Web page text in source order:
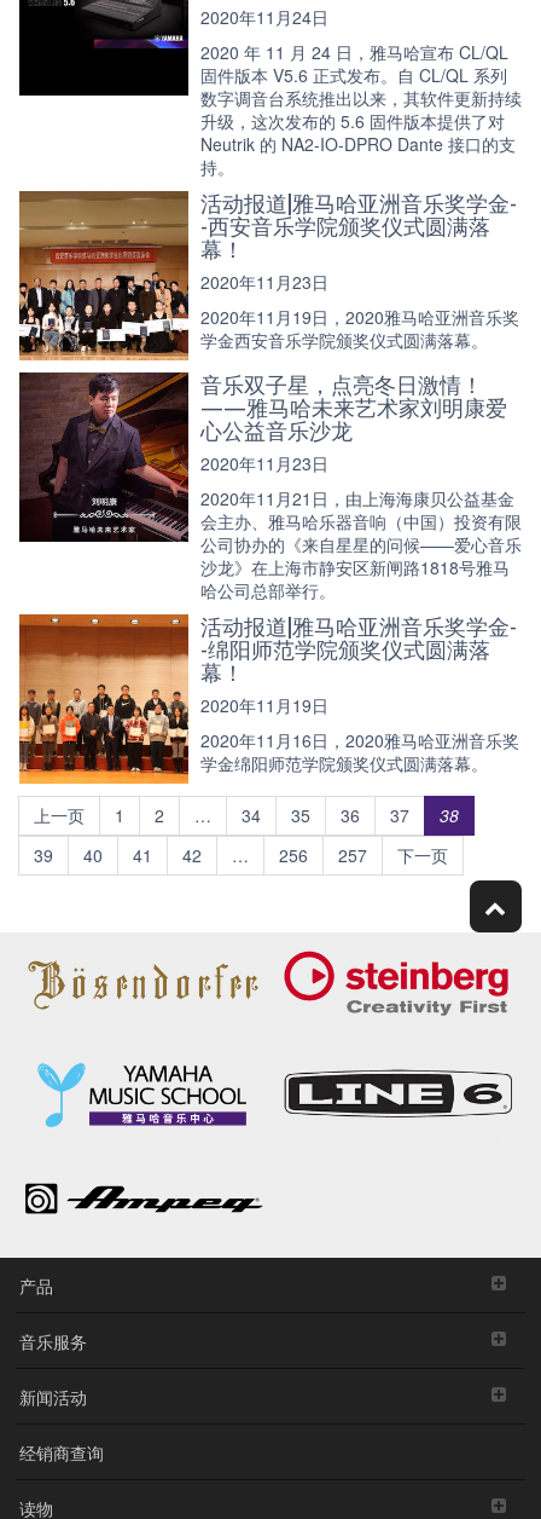
2020年11月24日
2020 年 11 月 24 日，雅马哈宣布 CL/QL
固件版本 V5.6 正式发布。自 CL/QL 系列
数字调音台系统推出以来，其软件更新持续
升级，这次发布的 5.6 固件版本提供了对
Neutrik 的 NA2-IO-DPRO Dante 接口的支
持。
活动报道|雅马哈亚洲音乐奖学金-
-西安音乐学院颁奖仪式圆满落
幕！
2020年11月23日
2020年11月19日，2020雅马哈亚洲音乐奖
学金西安音乐学院颁奖仪式圆满落幕。
音乐双子星，点亮冬日激情！
——雅马哈未来艺术家刘明康爱
心公益音乐沙龙
2020年11月23日
2020年11月21日，由上海海康贝公益基金
会主办、雅马哈乐器音响（中国）投资有限
公司协办的《来自星星的问候——爱心音乐
沙龙》在上海市静安区新闸路1818号雅马
哈公司总部举行。
活动报道|雅马哈亚洲音乐奖学金-
-绵阳师范学院颁奖仪式圆满落
幕！
2020年11月19日
2020年11月16日，2020雅马哈亚洲音乐奖
学金绵阳师范学院颁奖仪式圆满落幕。
上一页 1 2 … 34 35 36 37
38
39
40 41 42 … 256 257 下一页
产品
音乐服务
新闻活动
经销商查询
读物